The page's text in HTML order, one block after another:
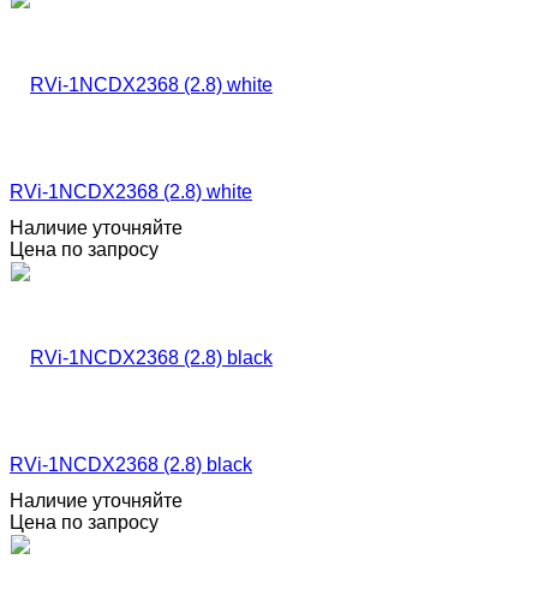
RVi-1NCDX2368 (2.8) white
Наличие уточняйте
Цена по запросу
RVi-1NCDX2368 (2.8) black
Наличие уточняйте
Цена по запросу